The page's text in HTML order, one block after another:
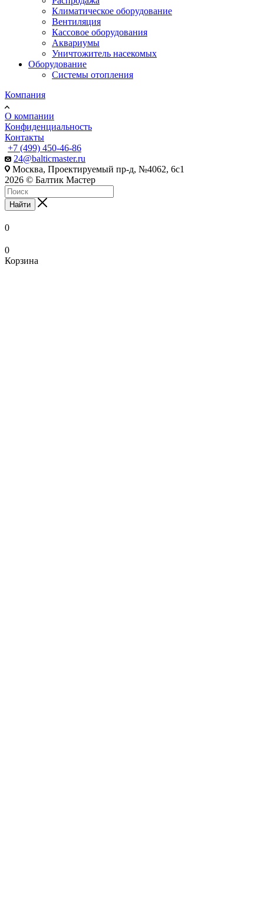
Климатическое оборудование
Вентиляция
Кассовое оборудования
Аквариумы
Уничтожитель насекомых
Оборудование
Системы отопления
Компания
О компании
Конфиденциальность
Контакты
+7 (499) 450-46-86
24@balticmaster.ru
Москва, Проектируемый пр-д, №4062, 6с1
2026 © Балтик Мастер
Найти
0
0
Корзина